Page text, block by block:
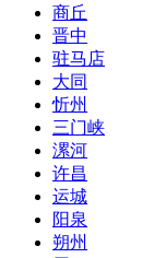
商丘
晋中
驻马店
大同
忻州
三门峡
漯河
许昌
运城
阳泉
朔州